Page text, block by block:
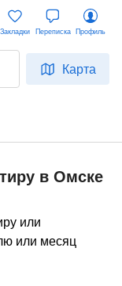
Карта
Закладки Переписка Профиль
в Омске
или
или месяц